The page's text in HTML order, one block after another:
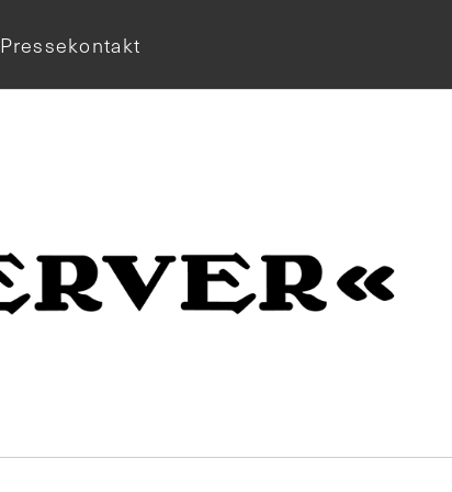
Pressekontakt